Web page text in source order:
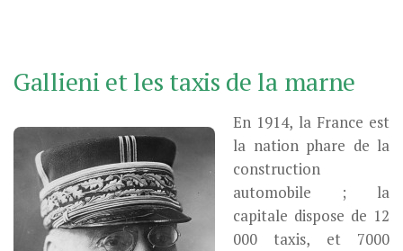
Gallieni et les taxis de la marne
En 1914, la France est
la nation phare de la
construction
automobile ; la
capitale dispose de 12
000 taxis, et 7000